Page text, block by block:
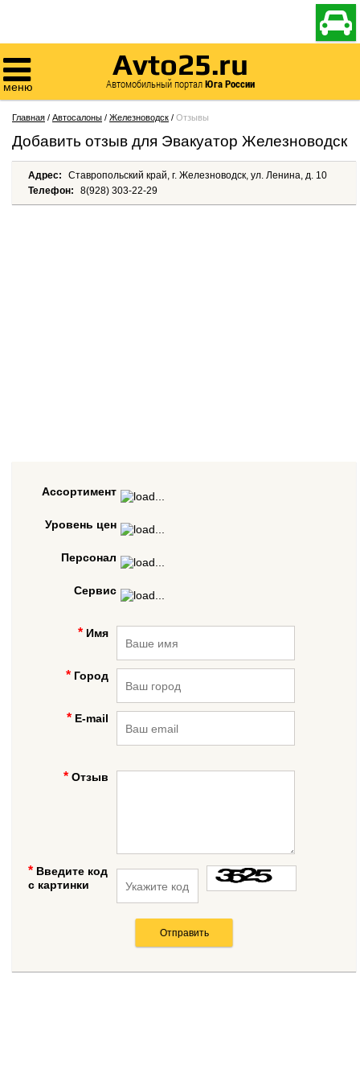


меню
Avto25.ru
Автомобильный порталЮга России
Главная / Автосалоны / Железноводск / Отзывы
Добавить отзыв для Эвакуатор Железноводск
Адрес:
Ставропольский край, г. Железноводск, ул. Ленина, д. 10
Телефон:
8(928) 303-22-29
Ассортимент
Уровень цен
Персонал
Сервис
Имя
Город
E-mail
Отзыв
Введите код
с картинки